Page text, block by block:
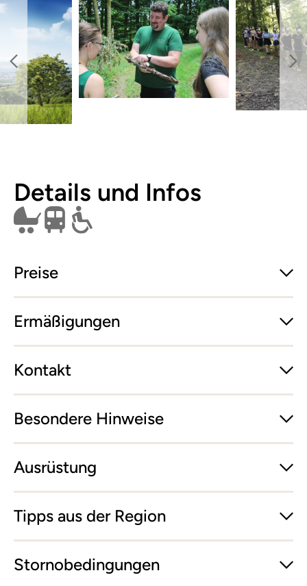
Details und Infos
Kinderwagen
Öffentlich erreichbar
Preise
Ermäßigungen
Kontakt
Besondere Hinweise
Ausrüstung
Tipps aus der Region
Stornobedingungen